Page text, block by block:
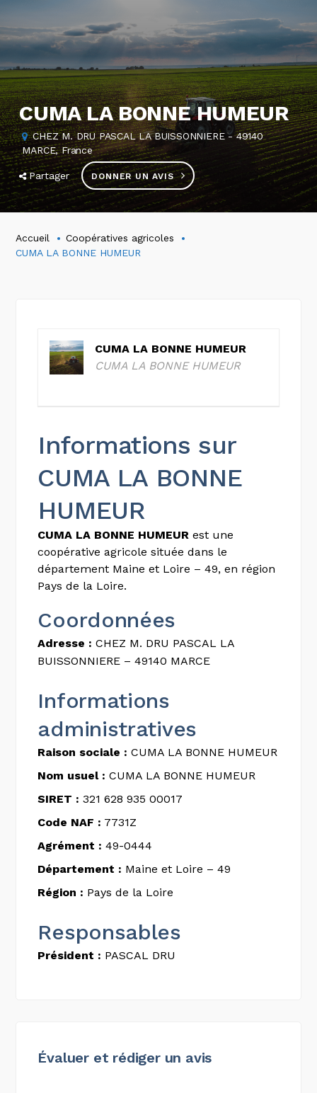
CUMA LA BONNE HUMEUR
CHEZ M. DRU PASCAL LA BUISSONNIERE - 49140
MARCE, France
Partager DONNER UN AVIS
Accueil
Coopératives agricoles
CUMA LA BONNE HUMEUR
CUMA LA BONNE HUMEUR
CUMA LA BONNE HUMEUR
Informations sur
CUMA LA BONNE
HUMEUR
CUMA LA BONNE HUMEUR est une
coopérative agricole située dans le
département Maine et Loire – 49, en région
Pays de la Loire.
Coordonnées
Adresse : CHEZ M. DRU PASCAL LA
BUISSONNIERE – 49140 MARCE
Informations
administratives
Raison sociale : CUMA LA BONNE HUMEUR
Nom usuel : CUMA LA BONNE HUMEUR
SIRET : 321 628 935 00017
Code NAF : 7731Z
Agrément : 49-0444
Département : Maine et Loire – 49
Région : Pays de la Loire
Responsables
Président : PASCAL DRU
Évaluer et rédiger un avis